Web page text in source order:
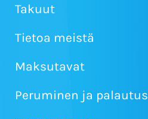
Takuut
Tietoa meistä
Maksutavat
Peruminen ja palautus